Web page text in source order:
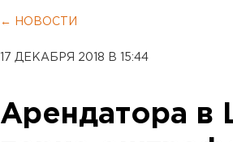
Челябинск
← НОВОСТИ
17 ДЕКАБРЯ 2018 В 15:44
Арендатора в